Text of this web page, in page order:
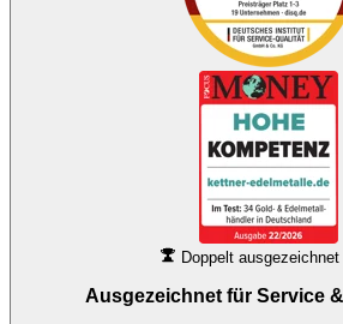
Doppelt ausgezeichnet
Ausgezeichnet für Service